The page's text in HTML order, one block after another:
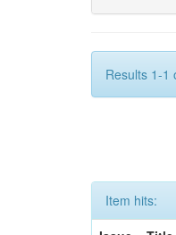
Results 1-1
Item hits: